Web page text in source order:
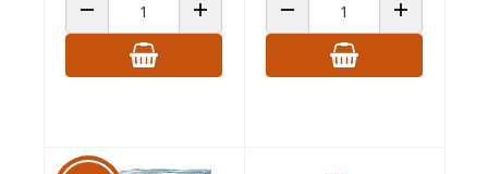
ANZAHL VERRINGERNANZAHL ERHÖHENANZAHL VERRINGERNANZAHL